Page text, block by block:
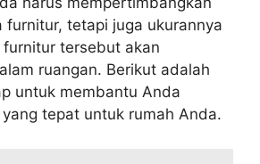
n
g
er
m
furnitur, tetapi juga ukurannya
tersebut akan
ruangan. Berikut adalah
untuk membantu Anda
tepat untuk rumah Anda.